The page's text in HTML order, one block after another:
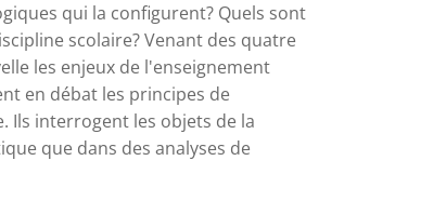
qui la configurent? Quels sont
scolaire? Venant des quatre
les enjeux de l'enseignement
en débat les principes de
Ils interrogent les objets de la
que dans des analyses de